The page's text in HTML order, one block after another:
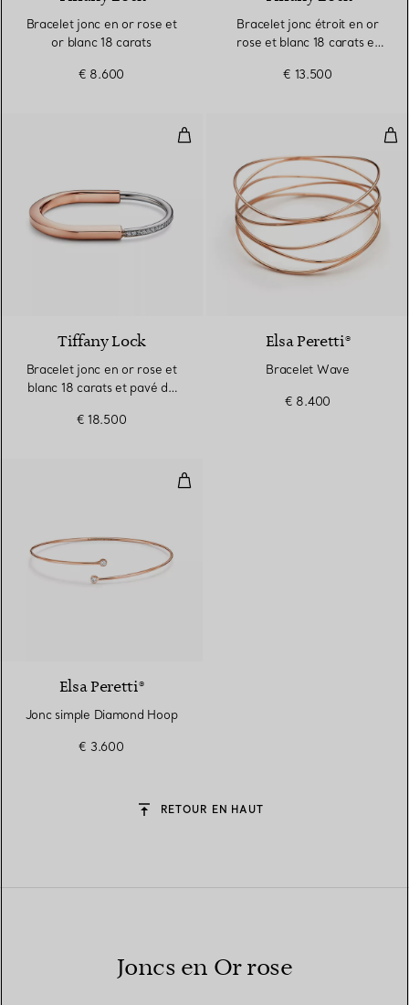
Bracelet jonc en or rose et
or blanc 18 carats
€ 8.600
Bracelet jonc étroit en or
rose et blanc 18 carats et
cercle
€ 13.500
Bracelet jonc en or rose et
Tiffany Lock
Bracelet jonc en or rose et
blanc 18 carats et pavé de
€ 18.500
Elsa Peretti®
Bracelet Wave
€ 8.400
Jonc simple Diamond Hoop
Elsa Peretti®
Jonc simple Diamond Hoop
€ 3.600
RETOUR EN HAUT
Joncs en Or rose